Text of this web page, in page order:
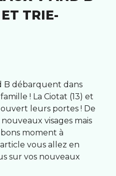
TRIE-
B débarquent dans
! La Ciotat (13) et
leurs portes ! De
visages mais
moment à
vous allez en
sur vos nouveaux